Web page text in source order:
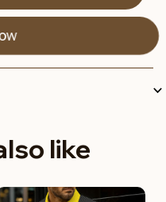
like